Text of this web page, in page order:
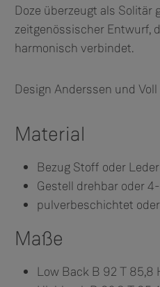
Doze überzeugt als Solitär
zeitgenössischer Entwurf,
harmonisch verbindet.
Design Anderssen und Voll
Material
Bezug Stoff oder Leder
Gestell drehbar oder
pulverbeschichtet
Maße
Low Back B 92 T 85,8